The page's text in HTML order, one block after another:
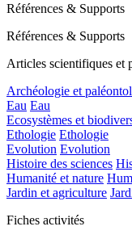
Références & Supports
Références & Supports
Articles scientifiques et
Archéologie et
Eau Eau
Ecosystèmes et
Ethologie Ethologie
Evolution Evolution
Histoire des sciences
Humanité et nature
Jardin et agriculture
Fiches activités